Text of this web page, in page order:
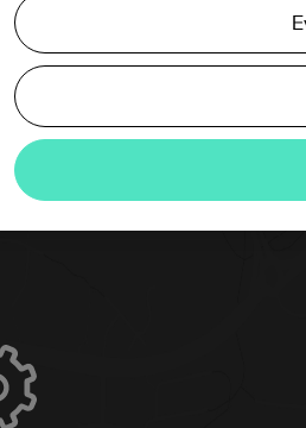
48,5 m²
ja parveke